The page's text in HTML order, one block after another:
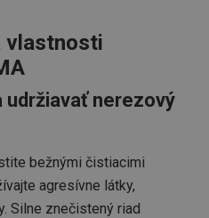
vlastnosti
nerezový
bežnými čistiacimi
agresívne látky,
Silne znečistený riad